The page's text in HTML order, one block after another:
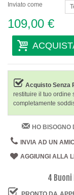
Inviato come
109,00 €
Acquisto Senza
restituire il tuo ordine
completamente
HO BISOGNO
INVIA AD UN
AGGIUNGI ALLA
4